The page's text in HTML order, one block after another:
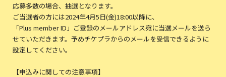
応募多数の場合、抽選となります。
ご当選者の方には2024年4月5日(金)18:00以降に、
「Plus member ID」ご登録のメールアドレス宛に当選メールを送ら
せていただきます。予めチケプラからのメールを受信できるように
設定してください。
【申込みに関しての注意事項】